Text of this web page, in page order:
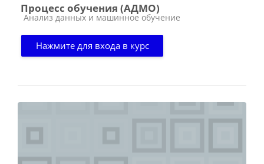
Процесс обучения (АДМО)
Категория курса
Анализ данных и машинное обучение
Нажмите для входа в курс